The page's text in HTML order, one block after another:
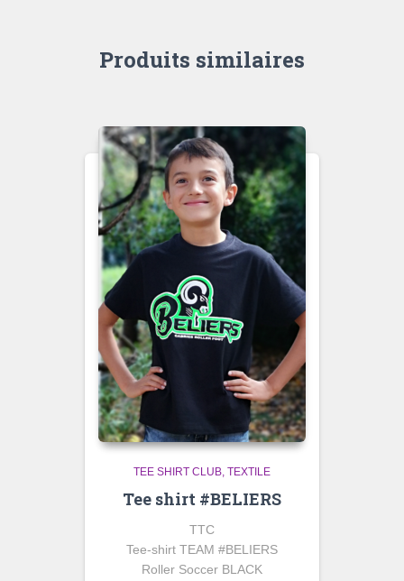
Produits similaires
TEE SHIRT CLUB TEXTILE
Tee shirt #BELIERS
TTC
Tee-shirt TEAM #BELIERS
Roller Soccer BLACK